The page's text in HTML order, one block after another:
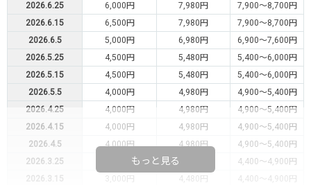
2026.6.25
6,000円 7,980円
7,900～8,700円
2026.6.15
6,500円 7,980円
7,900～8,700円
2026.6.5
5,000円 6,980円
6,900～7,600円
2026.5.25
4,500円 5,480円
5,400～6,000円
2026.5.15
4,500円 5,480円
5,400～6,000円
2026.5.5
4,000円 4,980円
4,900～5,400円
2026.4.25
4,000円 4,980円
4,900～5,400円
2026.4.15
4,000円 4,980円
4,900～5,400円
2026.4.5
4,000円 4,980円
4,900～5,400円
2026.3.25
3,000円
4,400～4,900円
2026.3.15
3,000円 4,480円
4,400～4,900円
もっと見る